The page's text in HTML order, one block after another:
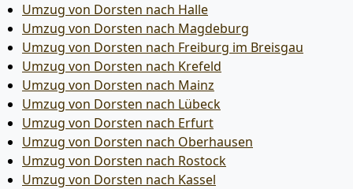
Umzug von Dorsten nach Halle
Umzug von Dorsten nach Magdeburg
Umzug von Dorsten nach Freiburg im Breisgau
Umzug von Dorsten nach Krefeld
Umzug von Dorsten nach Mainz
Umzug von Dorsten nach Lübeck
Umzug von Dorsten nach Erfurt
Umzug von Dorsten nach Oberhausen
Umzug von Dorsten nach Rostock
Umzug von Dorsten nach Kassel